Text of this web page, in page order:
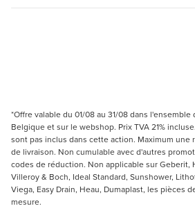
*Offre valable du 01/08 au 31/08 dans
Belgique et sur le webshop. Prix TVA 21%
sont pas inclus dans cette action. Maximum
de livraison. Non cumulable avec d'autres
codes de réduction. Non applicable sur Geberit,
Villeroy & Boch, Ideal Standard, Sunshower,
Viega, Easy Drain, Heau, Dumaplast, les pièces
mesure.